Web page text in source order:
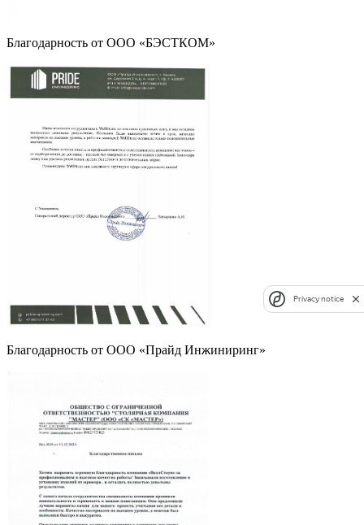
Благодарность от ООО «БЭСТКОМ»
Благодарность от ООО «Прайд Инжиниринг»
Privacy notice